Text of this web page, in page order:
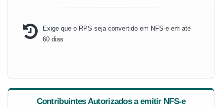
Exige que o RPS seja convertido em NFS-e em até
60 dias
Contribuintes Autorizados a emitir NFS-e